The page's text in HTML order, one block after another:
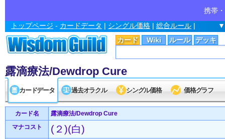
携帯
カード Wiki ルール デッキ
トップページ - カードデータ | シングル価格 | 総合ルール |
露滴療法/Dewdrop Cure
カードデータ 過去オラクル シングル価格 価格グラフ
カード名
露滴療法/Dewdrop Cure
マナコスト
(２)(白)